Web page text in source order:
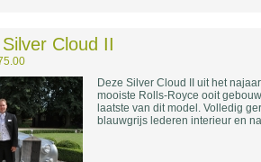
Cloud II
Deze Silver Cloud II uit het
mooiste Rolls-Royce ooit
laatste van dit model. Volledig
blauwgrijs lederen interieur en